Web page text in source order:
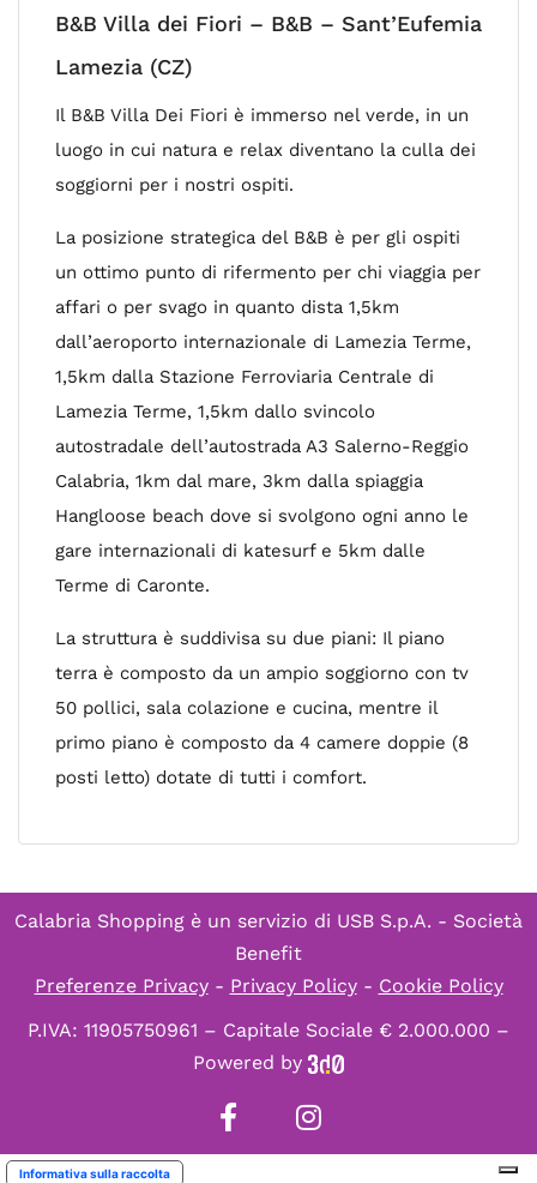
B&B Villa dei Fiori – B&B – Sant’Eufemia
Lamezia (CZ)
Il B&B Villa Dei Fiori è immerso nel verde, in un
luogo in cui natura e relax diventano la culla dei
soggiorni per i nostri ospiti.
La posizione strategica del B&B è per gli ospiti
un ottimo punto di rifermento per chi viaggia per
affari o per svago in quanto dista 1,5km
dall’aeroporto internazionale di Lamezia Terme,
1,5km dalla Stazione Ferroviaria Centrale di
Lamezia Terme, 1,5km dallo svincolo
autostradale dell’autostrada A3 Salerno-Reggio
Calabria, 1km dal mare, 3km dalla spiaggia
Hangloose beach dove si svolgono ogni anno le
gare internazionali di katesurf e 5km dalle
Terme di Caronte.
La struttura è suddivisa su due piani: Il piano
terra è composto da un ampio soggiorno con tv
50 pollici, sala colazione e cucina, mentre il
primo piano è composto da 4 camere doppie (8
posti letto) dotate di tutti i comfort.
Calabria Shopping è un servizio di USB S.p.A. - Società
Benefit
Preferenze Privacy- Privacy Policy- Cookie Policy
P.IVA: 11905750961 – Capitale Sociale € 2.000.000 –
Powered by
Informativa sulla raccolta